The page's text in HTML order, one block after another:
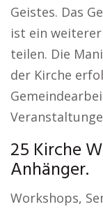
Geistes. Das
ist ein
teilen. Die
der Kirche
25 Kirche
Anhänger.
Workshops,